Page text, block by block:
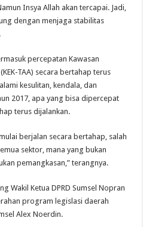
Insya Allah akan tercapai. Jadi,
dengan menjaga stabilitas
percepatan Kawasan
TAA) secara bertahap terus
kesulitan, kendala, dan
2017, apa yang bisa dipercepat
terus dijalankan.
berjalan secara bertahap, salah
sektor, mana yang bukan
pemangkasan,” terangnya.
Wakil Ketua DPRD Sumsel Nopran
program legislasi daerah
Alex Noerdin.